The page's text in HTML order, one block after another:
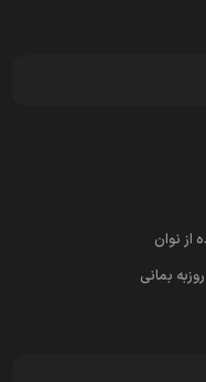
از نوان
بمانی